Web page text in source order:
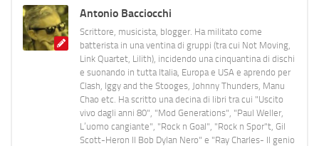
Antonio Bacciocchi
Scrittore, musicista, blogger. Ha militato come
batterista in una ventina di gruppi (tra cui Not Moving,
Link Quartet, Lilith), incidendo una cinquantina di dischi
e suonando in tutta Italia, Europa e USA e aprendo per
Clash, Iggy and the Stooges, Johnny Thunders, Manu
Chao etc. Ha scritto una decina di libri tra cui "Uscito
vivo dagli anni 80", "Mod Generations", "Paul Weller,
L’uomo cangiante", "Rock n Goal", "Rock n Spor"t, Gil
Scott-Heron Il Bob Dylan Nero" e "Ray Charles- Il genio